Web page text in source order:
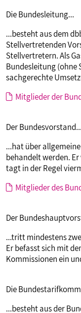
MITBESTIMMUNG
Die Bundesleitung...
...besteht aus dem
Stellvertretenden
Stellvertretern. Als
Bundesleitung (ohne
sachgerechte
Mitglieder der
Der Bundesvorstand...
...hat über
behandelt werden.
tagt in der Regel
Mitglieder des
Der
...tritt mindestens
Er befasst sich mit
Kommissionen ein
Die
...besteht aus der